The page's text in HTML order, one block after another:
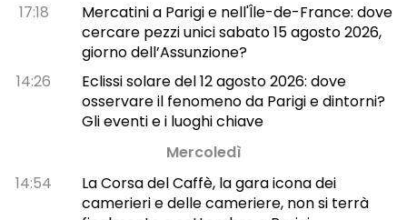
17:18
Mercatini a Parigi e nell'Île-de-France: dove
cercare pezzi unici sabato 15 agosto 2026,
giorno dell’Assunzione?
14:26
Eclissi solare del 12 agosto 2026: dove
osservare il fenomeno da Parigi e dintorni?
Gli eventi e i luoghi chiave
Mercoledì
14:54
La Corsa del Caffè, la gara icona dei
camerieri e delle cameriere, non si terrà